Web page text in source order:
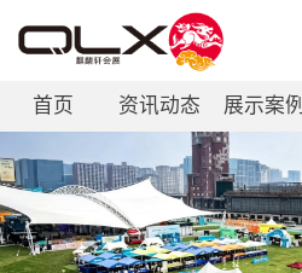
首页 资讯动态 展示案例
联系我们